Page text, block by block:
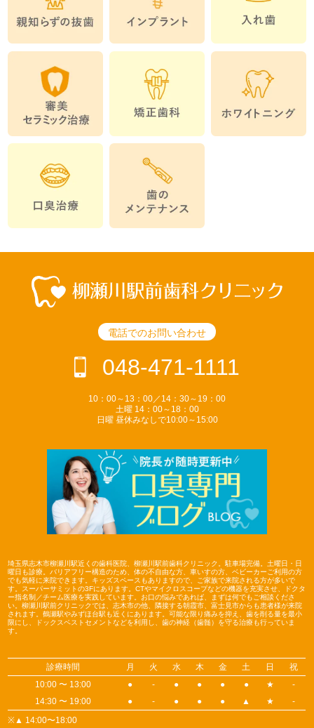
電話でのお問い合わせ
048-471-1111
10：00～13：00／14：30～19：00
土曜 14：00～18：00
日曜 昼休みなしで10:00～15:00
埼玉県志木市柳瀬川駅近くの歯科医院、柳瀬川駅前歯科クリニック。駐車場完備。土曜日・日
曜日も診療。バリアフリー構造のため、体の不自由な方、車いすの方、ベビーカーご利用の方
でも気軽に来院できます。キッズスペースもありますので、ご家族で来院される方が多いで
す。スーパーサミットの3Fにあります。CTやマイクロスコープなどの機器を充実させ、ドクタ
ー指名制／チーム医療を実践しています。お口の悩みであれば、まずは何でもご相談くださ
い。柳瀬川駅前クリニックでは、志木市の他、隣接する朝霞市、富士見市からも患者様が来院
されます。鶴瀬駅やみずほ台駅も近くにあります。可能な限り痛みを抑え、歯を削る量を最小
限にし、ドックスベストセメントなどを利用し、歯の神経（歯髄）を守る治療も行っていま
す。
診療時間 月 火 水 木 金 土 日
祝
10:00 〜 13:00
● - ● ● ● ● ★
-
14:30 〜 19:00
● - ● ● ● ▲ ★
-
※▲ 14:00〜18:00